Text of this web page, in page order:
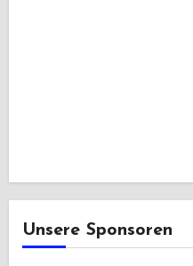
Unsere Sponsoren